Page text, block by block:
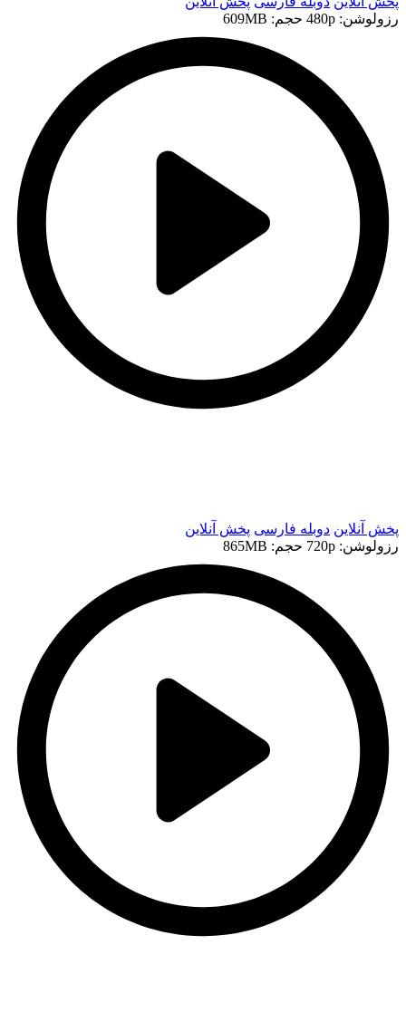
رزولوشن: 480p
حجم: 609MB
پخش آنلاین دوبله فارسی پخش آنلاین
رزولوشن: 720p
حجم: 865MB